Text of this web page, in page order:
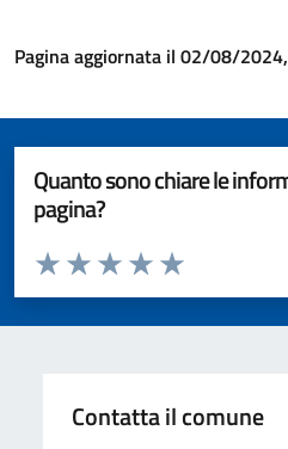
Pagina aggiornata il 02/08/
Quanto sono chiare le
pagina?
Valuta da 1 a 5 stelle la pagina
Valuta 5 stelle
Valuta 4 stelle su 5
Valuta 3 stelle su 5
Valuta 2 stelle su 5
Valuta 1 stelle su 5
Contatta il comune